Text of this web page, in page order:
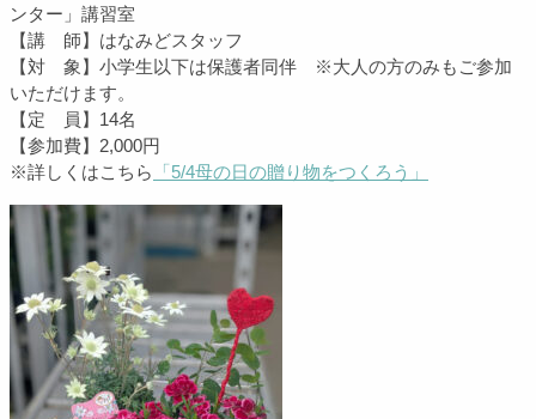
ンター」講習室
【講 師】はなみどスタッフ
【対 象】小学生以下は保護者同伴 ※大人の方のみもご参加
いただけます。
【定 員】14名
【参加費】2,000円
※詳しくはこちら
「5/4母の日の贈り物をつくろう」